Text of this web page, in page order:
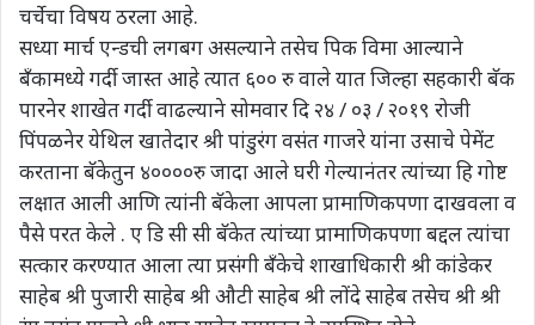
चर्चेचा विषय ठरला आहे.
सध्या मार्च एन्डची लगबग असल्याने तसेच पिक विमा आल्याने
बँकामध्ये गर्दी जास्त आहे त्यात ६०० रु वाले यात जिल्हा सहकारी बॅक
पारनेर शाखेत गर्दी वाढल्याने सोमवार दि २४ / ०३ / २०१९ रोजी
पिंपळनेर येथिल खातेदार श्री पांडुरंग वसंत गाजरे यांना उसाचे पेमेंट
करताना बॅकेतुन ४००००रु जादा आले घरी गेल्यानंतर त्यांच्या हि गोष्ट
लक्षात आली आणि त्यांनी बॅकेला आपला प्रामाणिकपणा दाखवला व
पैसे परत केले . ए डि सी सी बॅकेत त्यांच्या प्रामाणिकपणा बद्दल त्यांचा
सत्कार करण्यात आला त्या प्रसंगी बँकेचे शाखाधिकारी श्री कांडेकर
साहेब श्री पुजारी साहेब श्री औटी साहेब श्री लोंदे साहेब तसेच श्री श्री